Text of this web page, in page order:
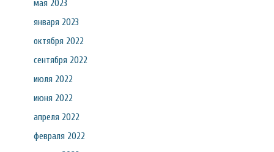
мая 2023
января 2023
октября 2022
сентября 2022
июля 2022
июня 2022
апреля 2022
февраля 2022